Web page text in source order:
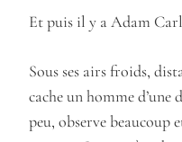
Et puis il y a Adam
Sous ses airs froids,
cache un homme
peu, observe beaucoup